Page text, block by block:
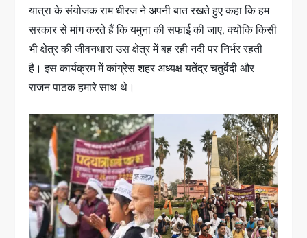
यात्रा के संयोजक राम धीरज ने अपनी बात रखते हुए कहा कि हम
सरकार से मांग करते हैं कि यमुना की सफाई की जाए, क्योंकि किसी
भी क्षेत्र की जीवनधारा उस क्षेत्र में बह रही नदी पर निर्भर रहती
है। इस कार्यक्रम में कांग्रेस शहर अध्यक्ष यतेंद्र चतुर्वेदी और
राजन पाठक हमारे साथ थे।